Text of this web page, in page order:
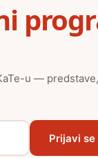
u — predstave,
Prijavi se